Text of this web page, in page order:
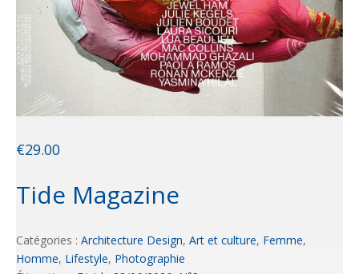
€29.00
Tide Magazine
Catégories : Architecture Design, Art et culture, Femme,
Homme, Lifestyle, Photographie